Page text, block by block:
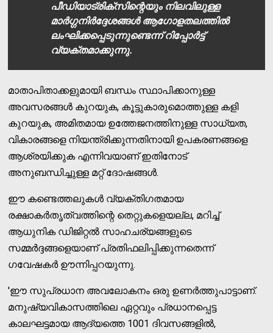
പീഡിയാട്രിക്‌സിന്റെയും നിലവിലുള്ള
മാര്‍ഗ്ഗനിര്‍ദ്ദേശങ്ങള്‍ ആഗോളതലത്തില്‍
ലംഘിക്കപ്പെടുന്നുണ്ടെന്ന് റിപ്പോര്‍ട്ട്
വ്യക്തമാക്കുന്നു.
മാതാപിതാക്കളുമായി ബന്ധം സ്ഥാപിക്കാനുള്ള
അവസരങ്ങള്‍ കുറയുക, കൂട്ടുകാരുമൊത്തുള്ള കളി
കുറയുക, അമിതമായ ഉത്തേജനത്തിനുള്ള സാധ്യത,
വികാരങ്ങളെ നിയന്ത്രിക്കുന്നതിനായി ഉപകരണങ്ങളെ
ആശ്രയിക്കുക എന്നിവയാണ് ഇതിനോട്
അനുബന്ധിച്ചുള്ള മറ്റ് ദോഷങ്ങള്‍.
ഈ കണ്ടെത്തലുകള്‍ വ്യക്തിഗതമായ
രക്ഷാകര്‍തൃത്വത്തിന്റെ തെറ്റുകളെയല്ല, മറിച്ച്
ആധുനിക ഡിജിറ്റല്‍ സാഹചര്യങ്ങളുടെ
സമ്മര്‍ദ്ദങ്ങളെയാണ് പ്രതിഫലിപ്പിക്കുന്നതെന്ന്
ഗവേഷകര്‍ ഊന്നിപ്പറയുന്നു.
'ഈ സുപ്രധാന അവലോകനം ഒരു ഉണര്‍ത്തുപാട്ടാണ്.
മനുഷ്യവികാസത്തിലെ ഏറ്റവും പ്രധാനപ്പെട്ട
കാലഘട്ടമായ ആദ്യത്തെ 1001 ദിവസങ്ങളില്‍,